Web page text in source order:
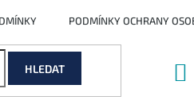
PODMÍNKY OCHRANY
HLEDAT